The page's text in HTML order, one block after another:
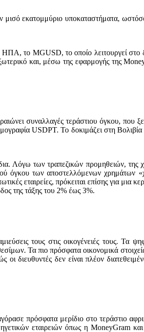
μισό εκατομμύριο υποκαταστήματα,
το MGUSD, το οποίο λειτουργεί στο
και, μέσω της εφαρμογής της
συναλλαγές τεράστιου όγκου, που
USDPT. Το δοκιμάζει στη Βολιβία
Λόγω των τραπεζικών προμηθειών, της
όγκου των αποστελλόμενων χρημάτων
εταιρείες, πρόκειται επίσης για μια
της τάξης του 2% έως 3%.
τους στις οικογένειές τους. Τα
Τα πιο πρόσφατα οικονομικά
διευθυντές δεν είναι πλέον
πρόσφατα μερίδιο στο τεράστιο
εταιρειών όπως η MoneyGram